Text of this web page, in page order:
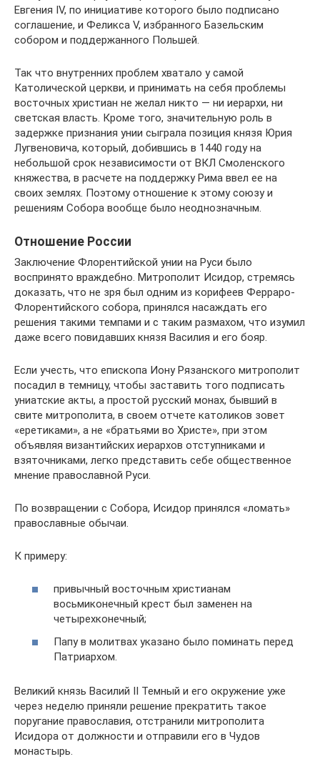
Евгения IV, по инициативе которого было подписано
соглашение, и Феликса V, избранного Базельским
собором и поддержанного Польшей.
Так что внутренних проблем хватало у самой
Католической церкви, и принимать на себя проблемы
восточных христиан не желал никто — ни иерархи, ни
светская власть. Кроме того, значительную роль в
задержке признания унии сыграла позиция князя Юрия
Лугвеновича, который, добившись в 1440 году на
небольшой срок независимости от ВКЛ Смоленского
княжества, в расчете на поддержку Рима ввел ее на
своих землях. Поэтому отношение к этому союзу и
решениям Собора вообще было неоднозначным.
Отношение России
Заключение Флорентийской унии на Руси было
воспринято враждебно. Митрополит Исидор, стремясь
доказать, что не зря был одним из корифеев Ферраро-
Флорентийского собора, принялся насаждать его
решения такими темпами и с таким размахом, что изумил
даже всего повидавших князя Василия и его бояр.
Если учесть, что епископа Иону Рязанского митрополит
посадил в темницу, чтобы заставить того подписать
униатские акты, а простой русский монах, бывший в
свите митрополита, в своем отчете католиков зовет
«еретиками», а не «братьями во Христе», при этом
объявляя византийских иерархов отступниками и
взяточниками, легко представить себе общественное
мнение православной Руси.
По возвращении с Собора, Исидор принялся «ломать»
православные обычаи.
К примеру:
привычный восточным христианам
восьмиконечный крест был заменен на
четырехконечный;
Папу в молитвах указано было поминать перед
Патриархом.
Великий князь Василий II Темный и его окружение уже
через неделю приняли решение прекратить такое
поругание православия, отстранили митрополита
Исидора от должности и отправили его в Чудов
монастырь.